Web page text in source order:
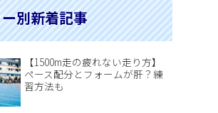
別新着記事
【1500m走の疲れない走り方】
ペース配分とフォームが肝？練
習方法も